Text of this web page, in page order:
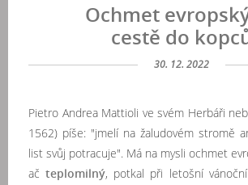
Ochmet
cestě do
30. 12. 2022
Pietro Andrea Mattioli ve svém Herbáři
1562) píše: "jmelí na žaludovém stromě
list svůj potracuje". Má na mysli ochmet
ačteplomilný, potkal při letošní